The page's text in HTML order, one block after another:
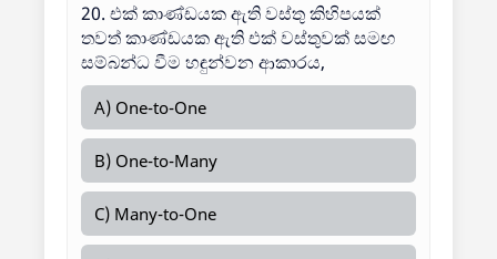
20. එක් කාණ්ඩයක ඇති වස්තු කිහිපයක්
තවත් කාණ්ඩයක ඇති එක් වස්තුවක් සමඟ
සම්බන්ධ වීම හඳුන්වන ආකාරය,
A) One-to-One
B) One-to-Many
C) Many-to-One